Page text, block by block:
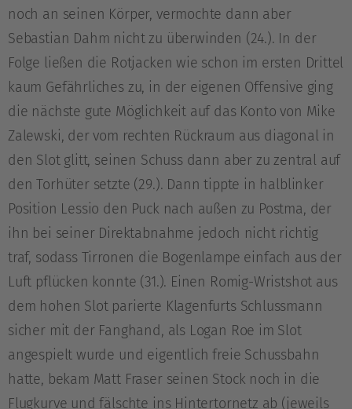
noch an seinen Körper, vermochte dann aber
Sebastian Dahm nicht zu überwinden (24.). In der
Folge ließen die Rotjacken wie schon im ersten Drittel
kaum Gefährliches zu, in der eigenen Offensive ging
die nächste gute Möglichkeit auf das Konto von Mike
Zalewski, der vom rechten Rückraum aus diagonal in
den Slot glitt, seinen Schuss dann aber zu zentral auf
den Torhüter setzte (29.). Dann tippte in halblinker
Position Lessio den Puck nach außen zu Postma, der
ihn bei seiner Direktabnahme jedoch nicht richtig
traf, sodass Tirronen die Bogenlampe einfach aus der
Luft pflücken konnte (31.). Einen Romig-Wristshot aus
dem hohen Slot parierte Klagenfurts Schlussmann
sicher mit der Fanghand, als Logan Roe im Slot
angespielt wurde und eigentlich freie Schussbahn
hatte, bekam Matt Fraser seinen Stock noch in die
Flugkurve und fälschte ins Hintertornetz ab (jeweils